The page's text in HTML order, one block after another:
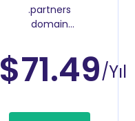
.partners
domain
$71.49/Yıl